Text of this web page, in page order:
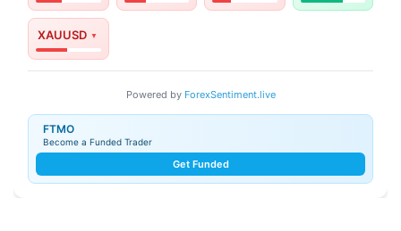
XAUUSD
Powered by ForexSentiment.live
FTMO
Become a Funded Trader
Get Funded